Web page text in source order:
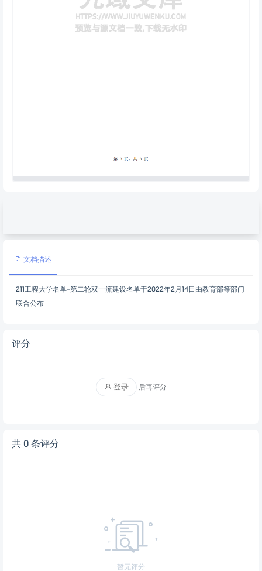
文档描述
211工程大学名单-第二轮双一流建设名单于2022年2月14日由教育部等部门
联合公布
评分
登录 后再评分
共 0 条评分
暂无评分